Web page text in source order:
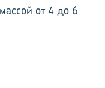
от 4 до 6